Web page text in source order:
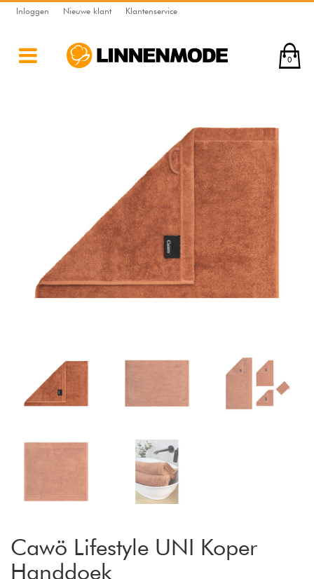
Inloggen Nieuwe klant Klantenservice
0
Cawö Lifestyle UNI Koper
Handdoek